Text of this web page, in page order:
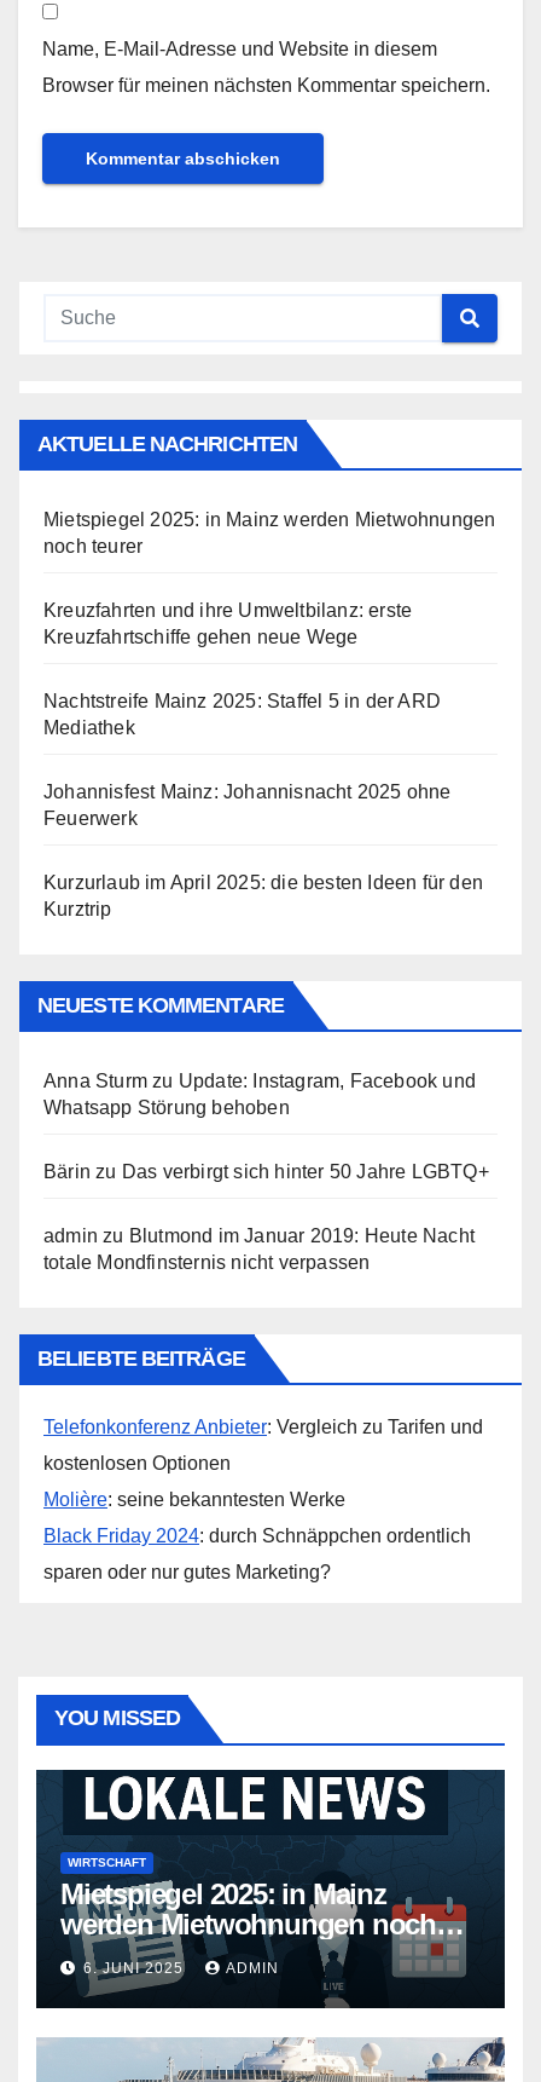
Name, E-Mail-Adresse und Website in diesem
Browser für meinen nächsten Kommentar speichern.
AKTUELLE NACHRICHTEN
Mietspiegel 2025: in Mainz werden Mietwohnungen
noch teurer
Kreuzfahrten und ihre Umweltbilanz: erste
Kreuzfahrtschiffe gehen neue Wege
Nachtstreife Mainz 2025: Staffel 5 in der ARD
Mediathek
Johannisfest Mainz: Johannisnacht 2025 ohne
Feuerwerk
Kurzurlaub im April 2025: die besten Ideen für den
Kurztrip
NEUESTE KOMMENTARE
Anna Sturm zu Update: Instagram, Facebook und
Whatsapp Störung behoben
Bärin zu Das verbirgt sich hinter 50 Jahre LGBTQ+
admin zu Blutmond im Januar 2019: Heute Nacht
totale Mondfinsternis nicht verpassen
BELIEBTE BEITRÄGE
Telefonkonferenz Anbieter: Vergleich zu Tarifen und
kostenlosen Optionen
Molière: seine bekanntesten Werke
Black Friday 2024: durch Schnäppchen ordentlich
sparen oder nur gutes Marketing?
YOU MISSED
WIRTSCHAFT
Mietspiegel 2025: in Mainz
werden Mietwohnungen noch
teurer
6. JUNI 2025 ADMIN